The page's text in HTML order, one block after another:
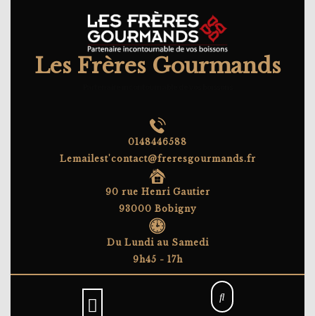
Les Frères Gourmands
0148446588
Lemailest'contact@freresgourmands.fr
90 rue Henri Gautier
93000 Bobigny
Du Lundi au Samedi
9h45 - 17h